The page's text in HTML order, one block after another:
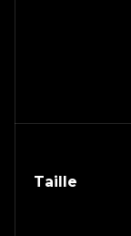
Taille